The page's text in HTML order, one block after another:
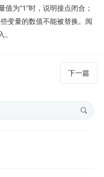
值为“1”时，说明接点闭合；
变量的数值不能被替换。阅
。
下一篇